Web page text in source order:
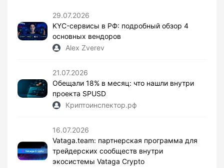
29.07.2026
KYC-сервисы в РФ: подробный обзор 4
основных вендоров
Alex Zverev
21.07.2026
Обещали 18% в месяц: что нашли внутри
проекта SPUSD
Криптоинспектор.рф
16.07.2026
Vataga.team: партнерская программа для
трейдерских сообществ внутри
экосистемы Vataga Crypto